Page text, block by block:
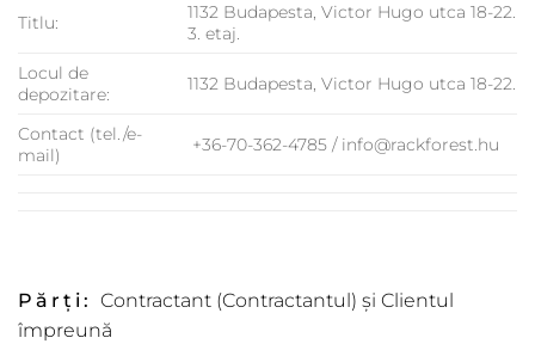
Titlu:
1132 Budapesta, Victor Hugo utca 18-22.
3. etaj.
Locul de
depozitare:
1132 Budapesta, Victor Hugo utca 18-22.
Contact (tel./e-
mail)
+36-70-362-4785 / info@rackforest.hu
Părți: Contractant (Contractantul) și Clientul
împreună